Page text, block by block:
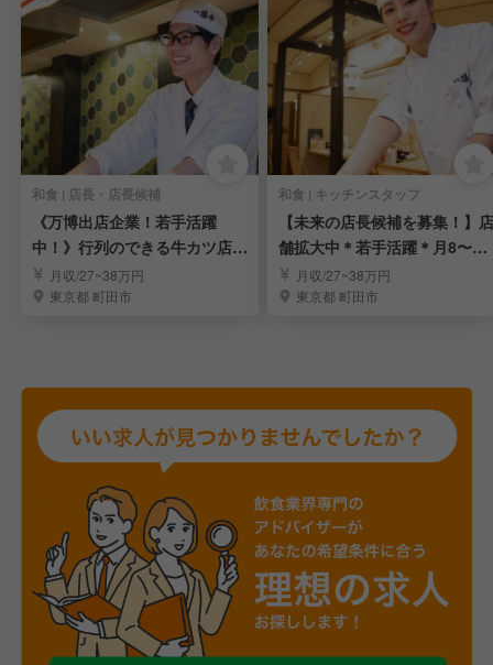
和食 | 店長・店長候補
《万博出店企業！若手活躍
中！》行列のできる牛カツ店の
店長候補募集
月収/27~38万円
東京都 町田市
和食 | キッチンスタッフ
【未来の店長候補を募集！】店
舗拡大中＊若手活躍＊月8〜9
日休＊人間関係良し
月収/27~38万円
東京都 町田市